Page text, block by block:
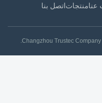
اتصل بنا